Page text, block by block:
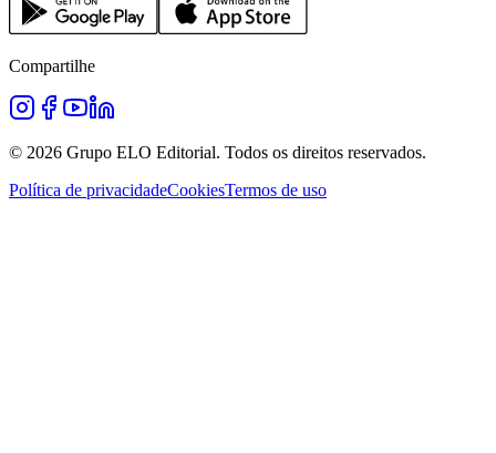
Compartilhe
© 2026 Grupo ELO Editorial. Todos os direitos reservados.
Política de privacidadeCookiesTermos de uso